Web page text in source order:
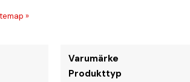
»
Varumärke
Produkttyp